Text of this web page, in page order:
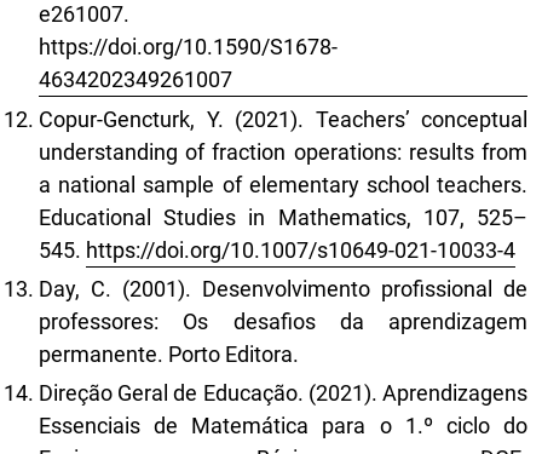
e261007.
https://doi.org/10.1590/S1678-
4634202349261007
Copur-Gencturk, Y. (2021). Teachers’ conceptual
understanding of fraction operations: results from
a national sample of elementary school teachers.
Educational Studies in Mathematics, 107, 525–
545. https://doi.org/10.1007/s10649-021-10033-4
Day, C. (2001). Desenvolvimento profissional de
professores: Os desafios da aprendizagem
permanente. Porto Editora.
Direção Geral de Educação. (2021). Aprendizagens
Essenciais de Matemática para o 1.º ciclo do